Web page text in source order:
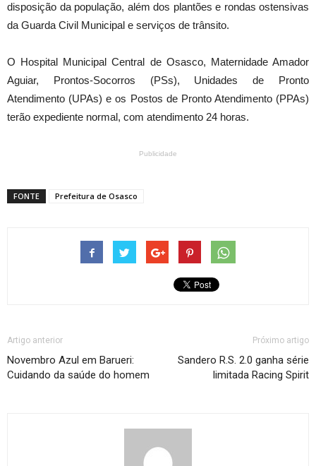
disposição da população, além dos plantões e rondas ostensivas
da Guarda Civil Municipal e serviços de trânsito.
O Hospital Municipal Central de Osasco, Maternidade Amador
Aguiar, Prontos-Socorros (PSs), Unidades de Pronto
Atendimento (UPAs) e os Postos de Pronto Atendimento (PPAs)
terão expediente normal, com atendimento 24 horas.
Publicidade
FONTE Prefeitura de Osasco
Artigo anterior
Novembro Azul em Barueri:
Cuidando da saúde do homem
Próximo artigo
Sandero R.S. 2.0 ganha série
limitada Racing Spirit